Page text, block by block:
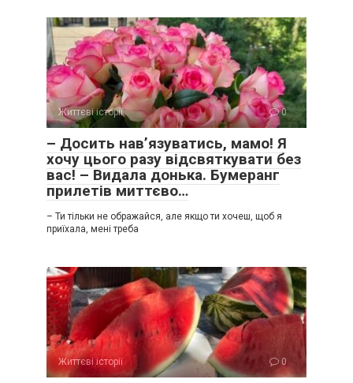
Життєві історії 0
– Досить нав’язуватись, мамо! Я
хочу цього разу відсвяткувати без
вас! – Видала донька. Бумеранг
прилетів миттєво…
– Ти тільки не ображайся, але якщо ти хочеш, щоб я
приїхала, мені треба
Життєві історії 0